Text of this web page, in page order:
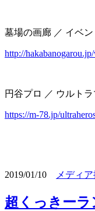
墓場の画廊 ／ イベ
http://
円谷プロ ／ ウルト
https://m-78.jp/
2019/01/10 メディ
超くっきー